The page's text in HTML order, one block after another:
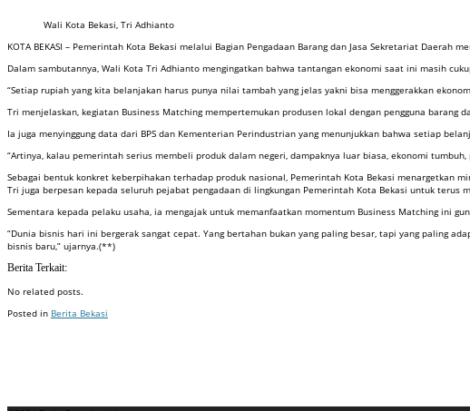
Wali Kota Bekasi, Tri Adhianto
KOTA BEKASI – Pemerintah Kota Bekasi melalui Bagian Pengadaan Barang dan Jasa Sekretariat
Dalam sambutannya, Wali Kota Tri Adhianto mengingatkan bahwa tantangan ekonomi saat ini masih
“Setiap rupiah yang kita belanjakan harus punya nilai tambah yang jelas yakni bisa menggerakkan
Tri menjelaskan, kegiatan Business Matching mempertemukan produsen lokal dengan pengguna
Ia juga menyinggung data dari BPS dan Kementerian Perindustrian yang menunjukkan bahwa setiap
“Artinya, kalau pemerintah serius membeli produk dalam negeri, dampaknya luar biasa, ekonomi
Sebagai bentuk konkret keberpihakan terhadap produk nasional, Pemerintah Kota Bekasi menargetkan
Tri juga berpesan kepada seluruh pejabat pengadaan di lingkungan Pemerintah Kota Bekasi untuk
Sementara kepada pelaku usaha, ia mengajak untuk memanfaatkan momentum Business Matching ini
“Dunia bisnis hari ini bergerak sangat cepat. Yang bertahan bukan yang paling besar, tapi yang paling
bisnis baru,” ujarnya.(**)
Berita Terkait:
No related posts.
Posted in Berita Bekasi